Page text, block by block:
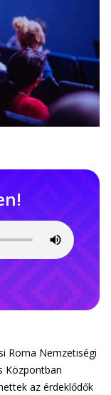
Roma Nemzetiségi
Központban
az érdeklődők